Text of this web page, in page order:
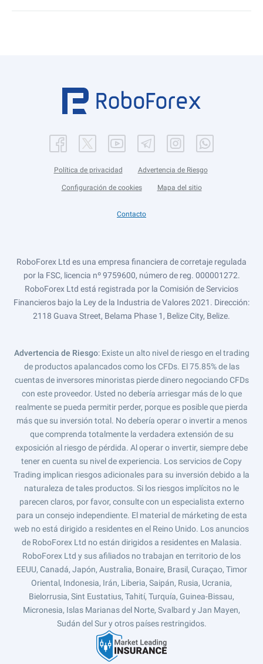
Política de privacidad Advertencia de Riesgo
Configuración de cookies Mapa del sitio
Contacto
RoboForex Ltd es una empresa financiera de corretaje regulada
por la FSC, licencia nº 9759600, número de reg. 000001272.
RoboForex Ltd está registrada por la Comisión de Servicios
Financieros bajo la Ley de la Industria de Valores 2021. Dirección:
2118 Guava Street, Belama Phase 1, Belize City, Belize.
Advertencia de Riesgo: Existe un alto nivel de riesgo en el trading
de productos apalancados como los CFDs. El 75.85% de las
cuentas de inversores minoristas pierde dinero negociando CFDs
con este proveedor. Usted no debería arriesgar más de lo que
realmente se pueda permitir perder, porque es posible que pierda
más que su inversión total. No debería operar o invertir a menos
que comprenda totalmente la verdadera extensión de su
exposición al riesgo de pérdida. Al operar o invertir, siempre debe
tener en cuenta su nivel de experiencia. Los servicios de Copy
Trading implican riesgos adicionales para su inversión debido a la
naturaleza de tales productos. Si los riesgos implícitos no le
parecen claros, por favor, consulte con un especialista externo
para un consejo independiente. El material de márketing de esta
web no está dirigido a residentes en el Reino Unido. Los anuncios
de RoboForex Ltd no están dirigidos a residentes en Malasia.
RoboForex Ltd y sus afiliados no trabajan en territorio de los
EEUU, Canadá, Japón, Australia, Bonaire, Brasil, Curaçao, Timor
Oriental, Indonesia, Irán, Liberia, Saipán, Rusia, Ucrania,
Bielorrusia, Sint Eustatius, Tahití, Turquía, Guinea-Bissau,
Micronesia, Islas Marianas del Norte, Svalbard y Jan Mayen,
Sudán del Sur y otros países restringidos.